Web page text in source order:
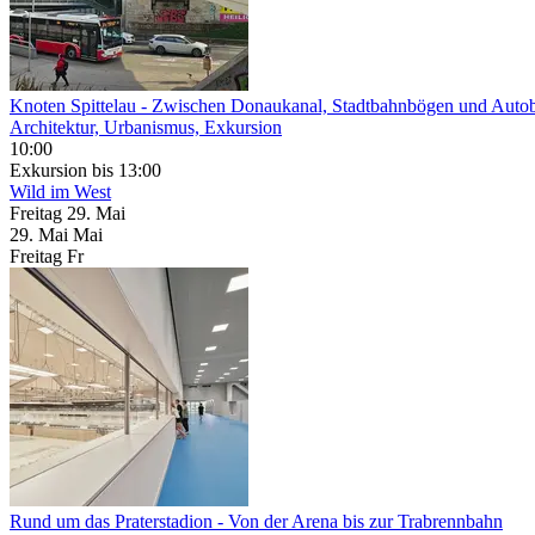
Knoten Spittelau - Zwischen Donaukanal, Stadtbahnbögen und
Architektur, Urbanismus, Exkursion
10:00
Exkursion bis 13:00
Wild im West
Freitag 29. Mai
29. Mai Mai
Freitag Fr
Rund um das Prater­stadion - Von der Arena bis zur Trabrennbahn